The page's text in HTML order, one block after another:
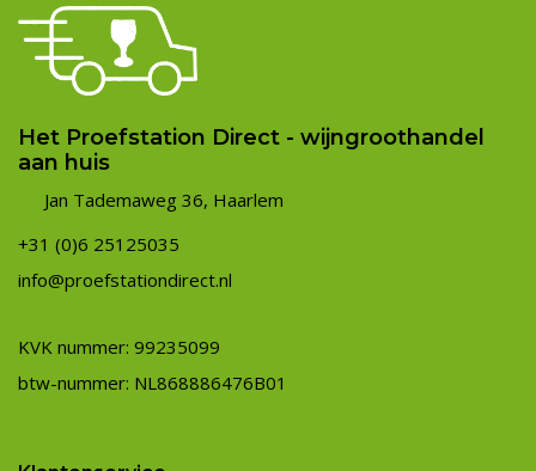
Het Proefstation Direct - wijngroothandel
aan huis
Jan Tademaweg 36, Haarlem
+31 (0)6 25125035
info@proefstationdirect.nl
KVK nummer: 99235099
btw-nummer: NL868886476B01